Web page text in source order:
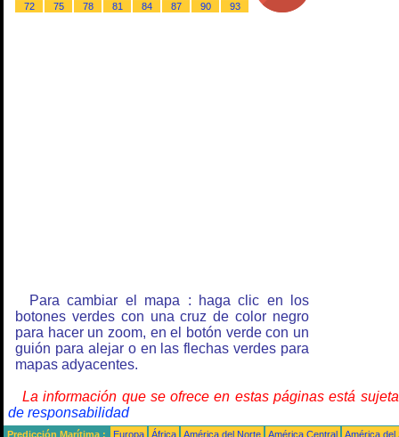
72
75 78 81 84 87 90 93
Para cambiar el mapa : haga clic en los
botones verdes con una cruz de color negro
para hacer un zoom, en el botón verde con un
guión para alejar o en las flechas verdes para
mapas adyacentes.
La información que se ofrece en estas páginas está
de responsabilidad
Predicción Marítima : Europa África América del Norte América Central
América del